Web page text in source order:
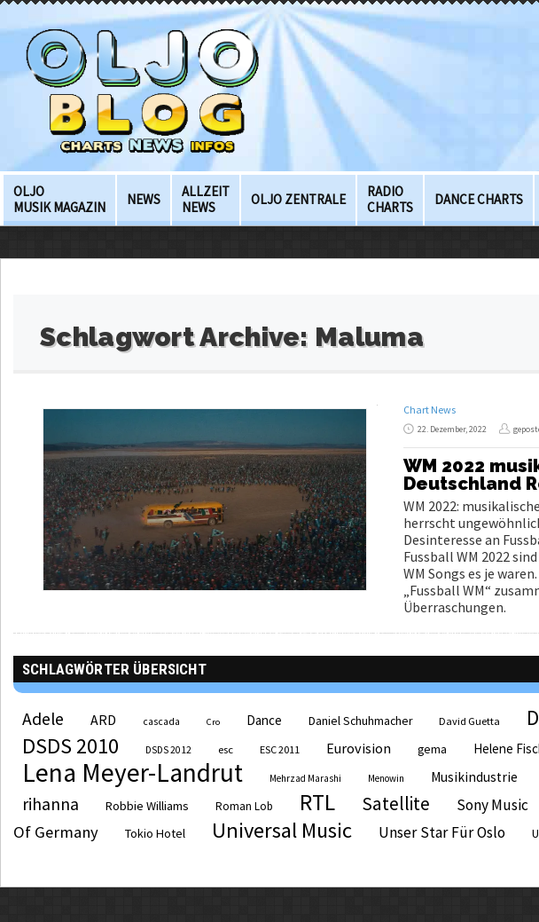
OLJO
MUSIK MAGAZIN
NEWS
ALLZEIT
NEWS
OLJO ZENTRALE
RADIO
CHARTS
DANCE CHARTS
Schlagwort Archive: Maluma
Chart News
22. Dezember, 2022
WM 2022
Deutschland
WM 2022:
herrscht
Desinteresse an
Fussball WM 2022
WM Songs es je
„Fussball WM“
Überraschungen.
SCHLAGWÖRTER ÜBERSICHT
Adele ARD cascada Cro Dance Daniel Schuhmacher David Guetta
DSDS 2010 DSDS 2012 esc ESC 2011 Eurovision gema Helene
Lena Meyer-Landrut Mehrzad Marashi Menowin Musikindustrie
rihanna Robbie Williams Roman Lob RTL Satellite Sony Music
Of Germany
Tokio Hotel Universal Music Unser Star Für Oslo